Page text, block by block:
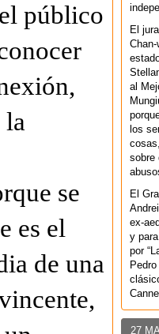
público
se
es el
de una
El
al
los
sobre
El
ex-
y
por
27